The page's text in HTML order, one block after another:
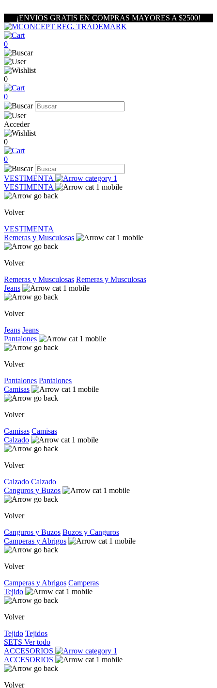
¡ENVIOS GRATIS EN COMPRAS MAYORES A $2500!
0
0
0
Acceder
0
0
VESTIMENTA
VESTIMENTA
Volver
VESTIMENTA
Remeras y Musculosas
Volver
Remeras y Musculosas Remeras y Musculosas
Jeans
Volver
Jeans Jeans
Pantalones
Volver
Pantalones Pantalones
Camisas
Volver
Camisas Camisas
Calzado
Volver
Calzado Calzado
Canguros y Buzos
Volver
Canguros y Buzos Buzos y Canguros
Camperas y Abrigos
Volver
Camperas y Abrigos Camperas
Tejido
Volver
Tejido Tejidos
SETS Ver todo
ACCESORIOS
ACCESORIOS
Volver